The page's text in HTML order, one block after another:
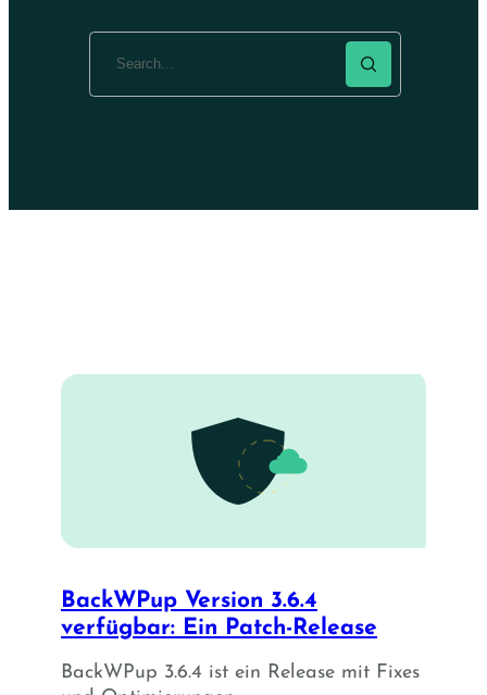
Search
BackWPup Version 3.6.4
verfügbar: Ein Patch-Release
BackWPup 3.6.4 ist ein Release mit Fixes